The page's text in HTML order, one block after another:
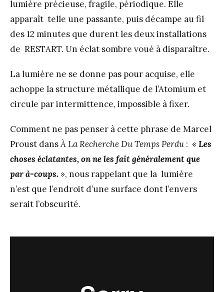
lumière précieuse, fragile, périodique. Elle
apparaît telle une passante, puis décampe au fil
des 12 minutes que durent les deux installations
de RESTART. Un éclat sombre voué à disparaître.
La lumière ne se donne pas pour acquise, elle
achoppe la structure métallique de l’Atomium et
circule par intermittence, impossible à fixer.
Comment ne pas penser à cette phrase de Marcel
Proust dansÀ La Recherche Du Temps Perdu : « Les
choses éclatantes, on ne les fait généralement que
par à-coups. », nous rappelant que la lumière
n’est que l’endroit d’une surface dont l’envers
serait l’obscurité.